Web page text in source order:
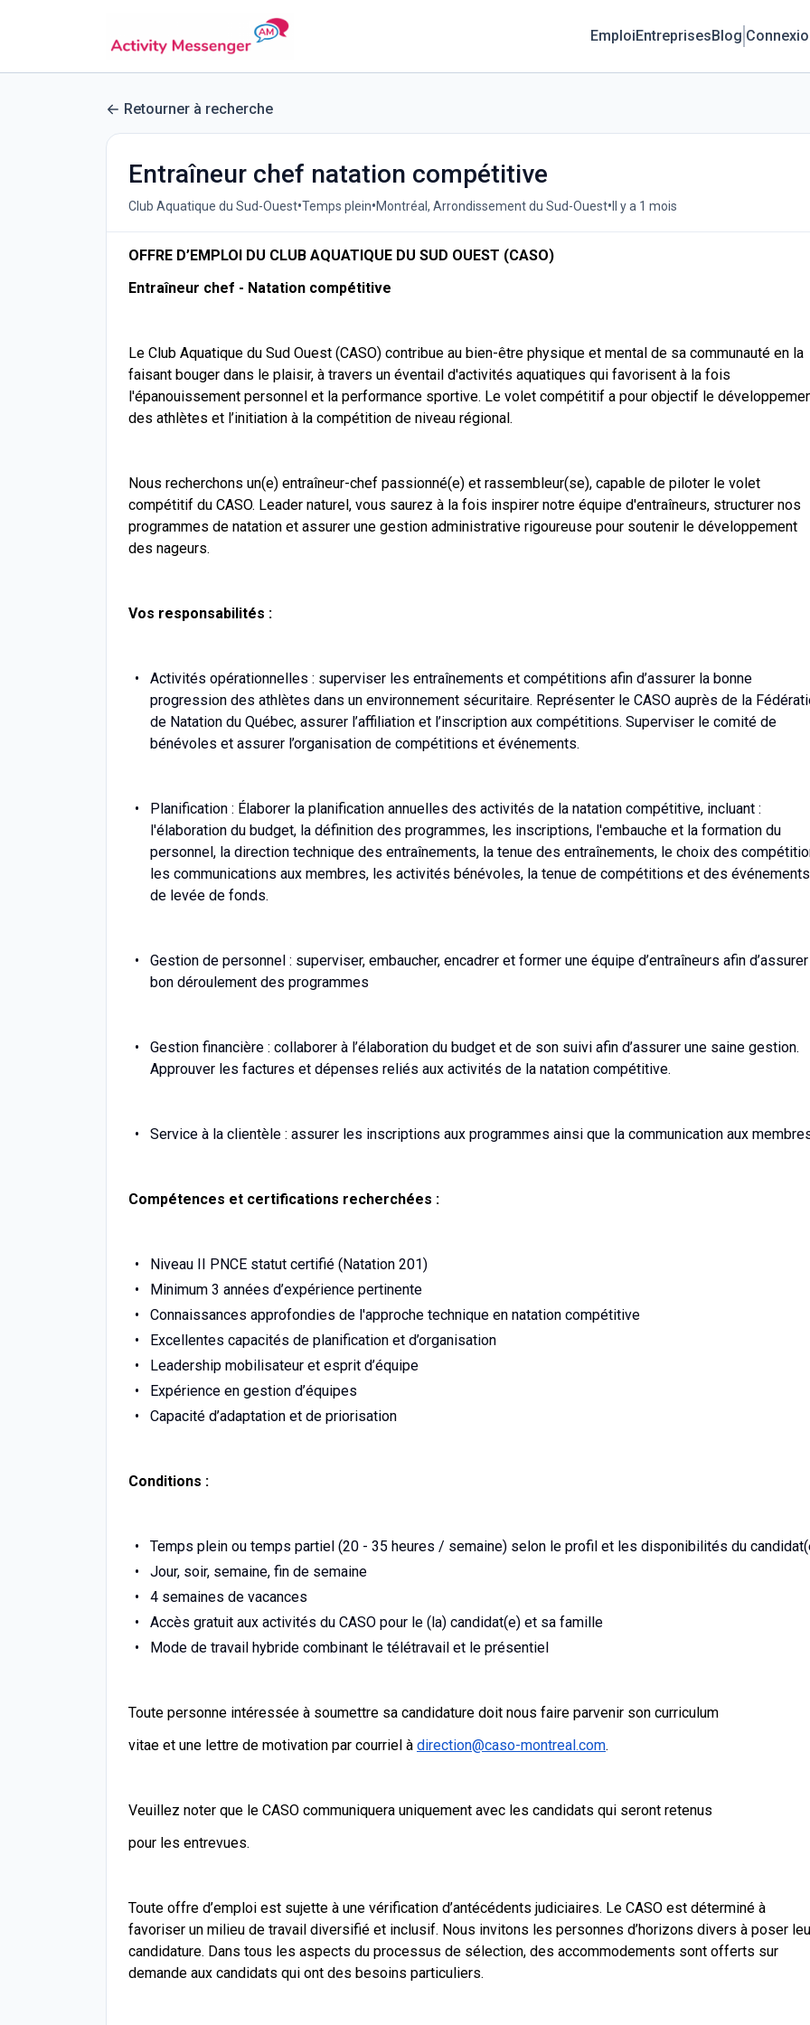
EmploiEntreprisesBlog
Retourner à recherche
Entraîneur chef natation compétitive
Club Aquatique du Sud-Ouest•Temps plein•Montréal, Arrondissement du Sud-Ouest•Il y a 1 mois
OFFRE D’EMPLOI DU CLUB AQUATIQUE DU SUD OUEST (CASO)
Entraîneur chef - Natation compétitive
Le Club Aquatique du Sud Ouest (CASO) contribue au bien-être physique et mental de sa communauté en la
faisant bouger dans le plaisir, à travers un éventail d'activités aquatiques qui favorisent à la fois
l'épanouissement personnel et la performance sportive. Le volet compétitif a pour objectif le
des athlètes et l’initiation à la compétition de niveau régional.
Nous recherchons un(e) entraîneur-chef passionné(e) et rassembleur(se), capable de piloter le volet
compétitif du CASO. Leader naturel, vous saurez à la fois inspirer notre équipe d'entraîneurs, structurer nos
programmes de natation et assurer une gestion administrative rigoureuse pour soutenir le développement
des nageurs.
Vos responsabilités :
Activités opérationnelles : superviser les entraînements et compétitions afin d’assurer la bonne
progression des athlètes dans un environnement sécuritaire. Représenter le CASO auprès de la
de Natation du Québec, assurer l’affiliation et l’inscription aux compétitions. Superviser le comité de
bénévoles et assurer l’organisation de compétitions et événements.
Planification : Élaborer la planification annuelles des activités de la natation compétitive, incluant :
l'élaboration du budget, la définition des programmes, les inscriptions, l'embauche et la formation du
personnel, la direction technique des entraînements, la tenue des entraînements, le choix des
les communications aux membres, les activités bénévoles, la tenue de compétitions et des événements
de levée de fonds.
Gestion de personnel : superviser, embaucher, encadrer et former une équipe d’entraîneurs afin
bon déroulement des programmes
Gestion financière : collaborer à l’élaboration du budget et de son suivi afin d’assurer une saine gestion.
Approuver les factures et dépenses reliés aux activités de la natation compétitive.
Service à la clientèle : assurer les inscriptions aux programmes ainsi que la communication aux
Compétences et certifications recherchées :
Niveau II PNCE statut certifié (Natation 201)
Minimum 3 années d’expérience pertinente
Connaissances approfondies de l'approche technique en natation compétitive
Excellentes capacités de planification et d’organisation
Leadership mobilisateur et esprit d’équipe
Expérience en gestion d’équipes
Capacité d’adaptation et de priorisation
Conditions :
Temps plein ou temps partiel (20 - 35 heures / semaine) selon le profil et les disponibilités du
Jour, soir, semaine, fin de semaine
4 semaines de vacances
Accès gratuit aux activités du CASO pour le (la) candidat(e) et sa famille
Mode de travail hybride combinant le télétravail et le présentiel
Toute personne intéressée à soumettre sa candidature doit nous faire parvenir son curriculum
vitae et une lettre de motivation par courriel à direction@caso-montreal.com.
Veuillez noter que le CASO communiquera uniquement avec les candidats qui seront retenus
pour les entrevues.
Toute offre d’emploi est sujette à une vérification d’antécédents judiciaires. Le CASO est déterminé à
favoriser un milieu de travail diversifié et inclusif. Nous invitons les personnes d’horizons divers à poser
candidature. Dans tous les aspects du processus de sélection, des accommodements sont offerts sur
demande aux candidats qui ont des besoins particuliers.